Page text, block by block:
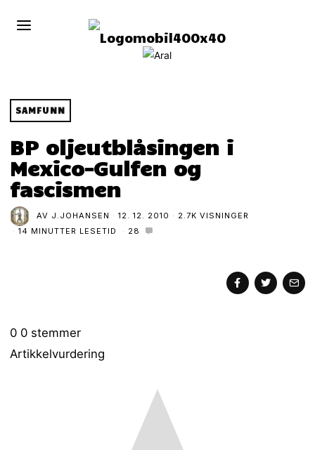
SAMFUNN
BP oljeutblåsingen i
Mexico-Gulfen og
fascismen
AV J.JOHANSEN 12. 12. 2010
2.7K VISNINGER
14 MINUTTER LESETID
28
0 0 stemmer
Artikkelvurdering